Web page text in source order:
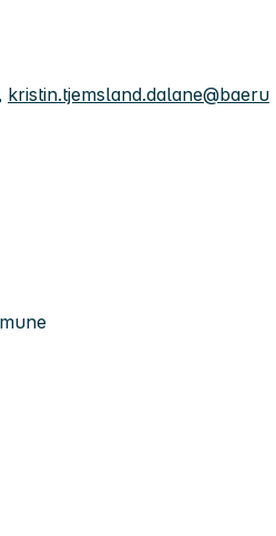
kristin.tjemsland.dalane@baeru